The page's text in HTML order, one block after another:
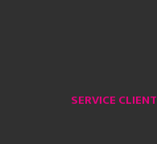
SERVICE